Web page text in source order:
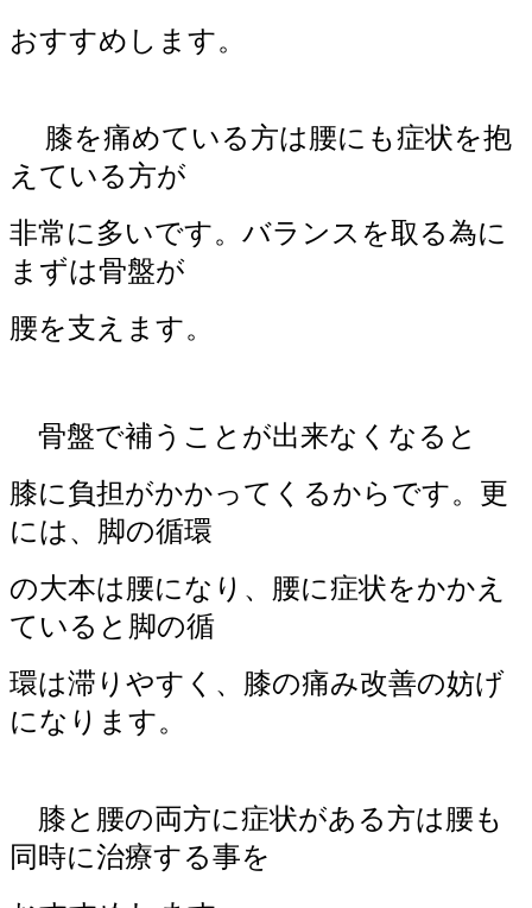
おすすめします。
膝を痛めている方は腰にも症状を抱
えている方が
非常に多いです。バランスを取る為に
まずは骨盤が
腰を支えます。
骨盤で補うことが出来なくなると
膝に負担がかかってくるからです。更
には、脚の循環
の大本は腰になり、腰に症状をかかえ
ていると脚の循
環は滞りやすく、膝の痛み改善の妨げ
になります。
膝と腰の両方に症状がある方は腰も
同時に治療する事を